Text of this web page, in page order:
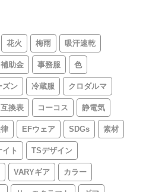
花火 梅雨 吸汗速乾
補助金 事務服 色
ズン 冷蔵服 クロダルマ
互換表 コーコス 静電気
EFウェア SDGs 素材
イト TSデザイン
VARYギア カラー